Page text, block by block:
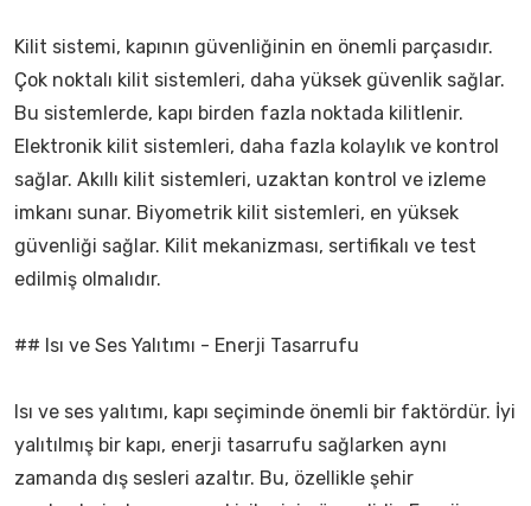
Kilit sistemi, kapının güvenliğinin en önemli parçasıdır.
Çok noktalı kilit sistemleri, daha yüksek güvenlik sağlar.
Bu sistemlerde, kapı birden fazla noktada kilitlenir.
Elektronik kilit sistemleri, daha fazla kolaylık ve kontrol
sağlar. Akıllı kilit sistemleri, uzaktan kontrol ve izleme
imkanı sunar. Biyometrik kilit sistemleri, en yüksek
güvenliği sağlar. Kilit mekanizması, sertifikalı ve test
edilmiş olmalıdır.
## Isı ve Ses Yalıtımı - Enerji Tasarrufu
Isı ve ses yalıtımı, kapı seçiminde önemli bir faktördür. İyi
yalıtılmış bir kapı, enerji tasarrufu sağlarken aynı
zamanda dış sesleri azaltır. Bu, özellikle şehir